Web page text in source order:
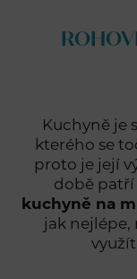
Kuchyně je
kterého se
proto je její
době
kuchyně na
jak